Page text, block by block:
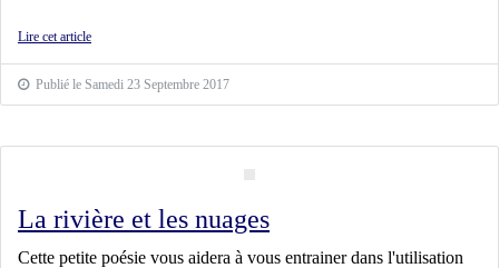
Lire cet article
Publié le Samedi 23 Septembre 2017
La rivière et les nuages
Cette petite poésie vous aidera à vous entrainer dans l'utilisation